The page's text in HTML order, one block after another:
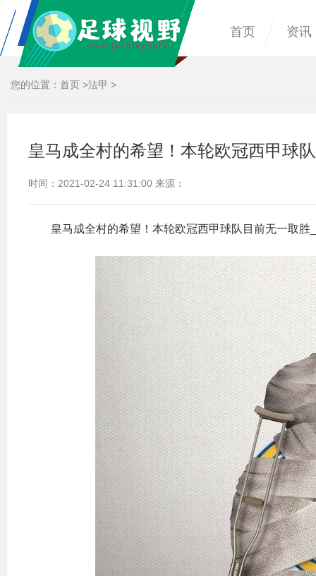
首页 资讯
您的位置： 首页 >法甲 >
皇马成全村的希望！本轮欧冠西甲球
时间：2021-02-24 11:31:00 来源：
皇马成全村的希望！本轮欧冠西甲球队目前无一取胜